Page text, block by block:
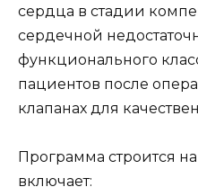
сердца в стадии
сердечной
функционального
пациентов после
клапанах для
Программа строится
включает: